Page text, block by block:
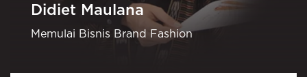
Didiet Maulana
Memulai Bisnis Brand Fashion